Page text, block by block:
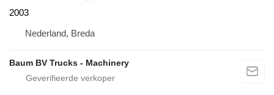
2003
Nederland, Breda
Baum BV Trucks - Machinery